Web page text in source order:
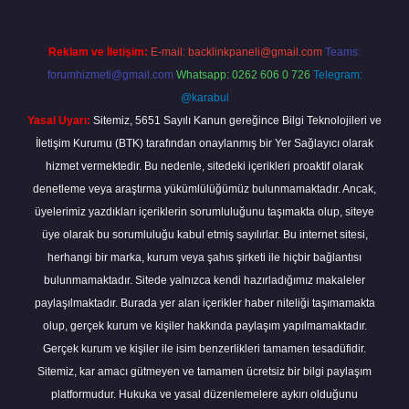
Reklam ve İletişim: E-mail: backlinkpaneli@gmail.com Teams:
forumhizmeti@gmail.com Whatsapp: 0262 606 0 726 Telegram:
@karabul
Yasal Uyarı: Sitemiz, 5651 Sayılı Kanun gereğince Bilgi Teknolojileri ve
İletişim Kurumu (BTK) tarafından onaylanmış bir Yer Sağlayıcı olarak
hizmet vermektedir. Bu nedenle, sitedeki içerikleri proaktif olarak
denetleme veya araştırma yükümlülüğümüz bulunmamaktadır. Ancak,
üyelerimiz yazdıkları içeriklerin sorumluluğunu taşımakta olup, siteye
üye olarak bu sorumluluğu kabul etmiş sayılırlar. Bu internet sitesi,
herhangi bir marka, kurum veya şahıs şirketi ile hiçbir bağlantısı
bulunmamaktadır. Sitede yalnızca kendi hazırladığımız makaleler
paylaşılmaktadır. Burada yer alan içerikler haber niteliği taşımamakta
olup, gerçek kurum ve kişiler hakkında paylaşım yapılmamaktadır.
Gerçek kurum ve kişiler ile isim benzerlikleri tamamen tesadüfidir.
Sitemiz, kar amacı gütmeyen ve tamamen ücretsiz bir bilgi paylaşım
platformudur. Hukuka ve yasal düzenlemelere aykırı olduğunu